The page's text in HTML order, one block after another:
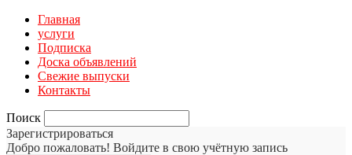
Главная
услуги
Подписка
Доска объявлений
Свежие выпуски
Контакты
Поиск
Зарегистрироваться
Добро пожаловать! Войдите в свою учётную запись